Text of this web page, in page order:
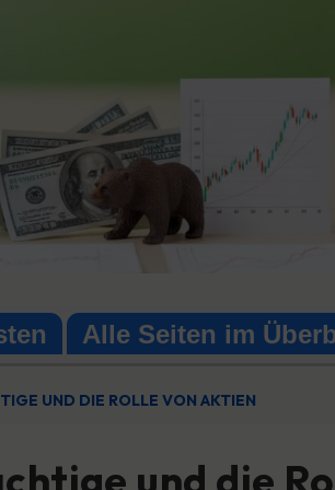
Alle Seiten im
UND DIE ROLLE VON AKTIEN